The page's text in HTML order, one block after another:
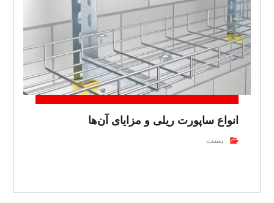
انواع ساپورت ریلی و مزایای آن‌ها
بست